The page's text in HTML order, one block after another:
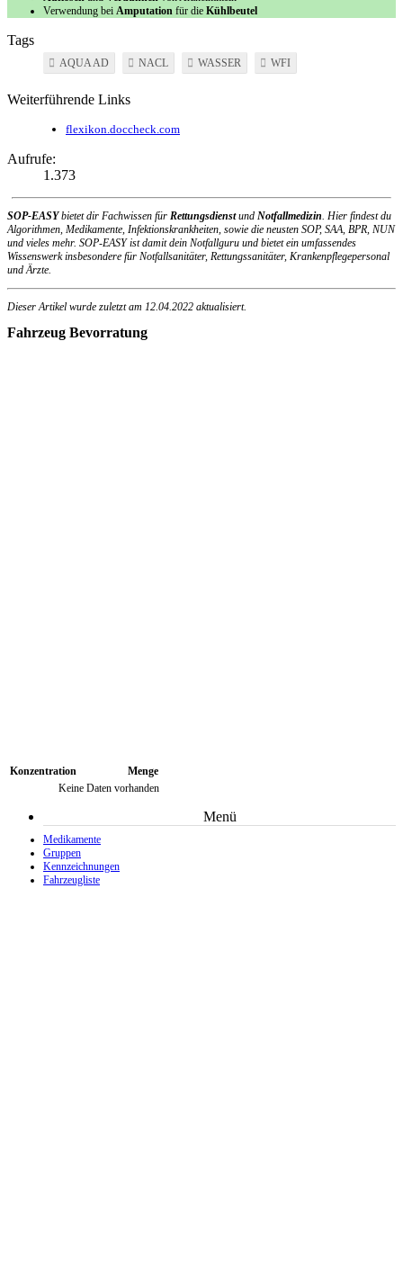
Verwendung bei Amputation für die Kühlbeutel
Tags
AQUA AD NACL WASSER WFI
Weiterführende Links
flexikon.doccheck.com
Aufrufe:
1.373
SOP-EASYbietet dir Fachwissen für Rettungsdienstund Notfallmedizin . Hier findest du
Algorithmen, Medikamente, Infektionskrankheiten, sowie die neusten SOP, SAA, BPR, NUN
und vieles mehr. SOP-EASY ist damit dein Notfallguru und bietet ein umfassendes
Wissenswerk insbesondere für Notfallsanitäter, Rettungssanitäter, Krankenpflegepersonal
und Ärzte.
Dieser Artikel wurde zuletzt am 12.04.2022 aktualisiert.
Fahrzeug Bevorratung
Konzentration
Menge
Keine Daten vorhanden
Menü
Medikamente
Gruppen
Kennzeichnungen
Fahrzeugliste